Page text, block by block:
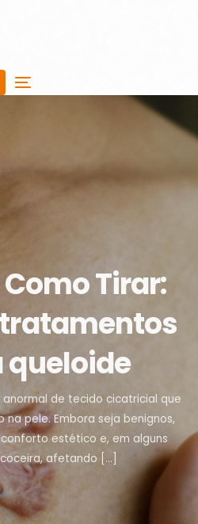
Tirar:
de tecido cicatricial que
pele. Embora seja benignos,
estético e, em alguns
afetando […]